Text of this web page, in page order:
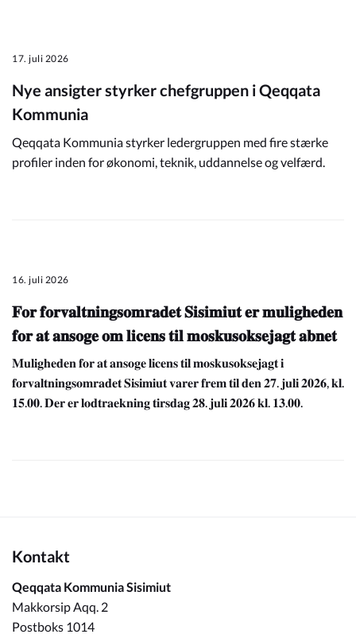
17. juli 2026
Nye ansigter styrker chefgruppen i Qeqqata
Kommunia
Qeqqata Kommunia styrker ledergruppen med fire stærke
profiler inden for økonomi, teknik, uddannelse og velfærd.
16. juli 2026
𝐅𝐨𝐫 𝐟𝐨𝐫𝐯𝐚𝐥𝐭𝐧𝐢𝐧𝐠𝐬𝐨𝐦𝐫𝐚𝐝𝐞𝐭 𝐒𝐢𝐬𝐢𝐦𝐢𝐮𝐭 𝐞𝐫 𝐦𝐮𝐥𝐢𝐠𝐡𝐞𝐝𝐞𝐧
𝐟𝐨𝐫 𝐚𝐭 𝐚𝐧𝐬𝐨𝐠𝐞 𝐨𝐦 𝐥𝐢𝐜𝐞𝐧𝐬 𝐭𝐢𝐥 𝐦𝐨𝐬𝐤𝐮𝐬𝐨𝐤𝐬𝐞𝐣𝐚𝐠𝐭 𝐚𝐛𝐧𝐞𝐭
𝐌𝐮𝐥𝐢𝐠𝐡𝐞𝐝𝐞𝐧 𝐟𝐨𝐫 𝐚𝐭 𝐚𝐧𝐬𝐨𝐠𝐞 𝐥𝐢𝐜𝐞𝐧𝐬 𝐭𝐢𝐥 𝐦𝐨𝐬𝐤𝐮𝐬𝐨𝐤𝐬𝐞𝐣𝐚𝐠𝐭 𝐢
𝐟𝐨𝐫𝐯𝐚𝐥𝐭𝐧𝐢𝐧𝐠𝐬𝐨𝐦𝐫𝐚𝐝𝐞𝐭 𝐒𝐢𝐬𝐢𝐦𝐢𝐮𝐭 𝐯𝐚𝐫𝐞𝐫 𝐟𝐫𝐞𝐦 𝐭𝐢𝐥 𝐝𝐞𝐧 𝟐𝟕. 𝐣𝐮𝐥𝐢 𝟐𝟎𝟐𝟔, 𝐤𝐥.
𝟏𝟓.𝟎𝟎. 𝐃𝐞𝐫 𝐞𝐫 𝐥𝐨𝐝𝐭𝐫𝐚𝐞𝐤𝐧𝐢𝐧𝐠 𝐭𝐢𝐫𝐬𝐝𝐚𝐠 𝟐𝟖. 𝐣𝐮𝐥𝐢 𝟐𝟎𝟐𝟔 𝐤𝐥. 𝟏𝟑.𝟎𝟎.
Kontakt
Qeqqata Kommunia Sisimiut
Makkorsip Aqq. 2
Postboks 1014